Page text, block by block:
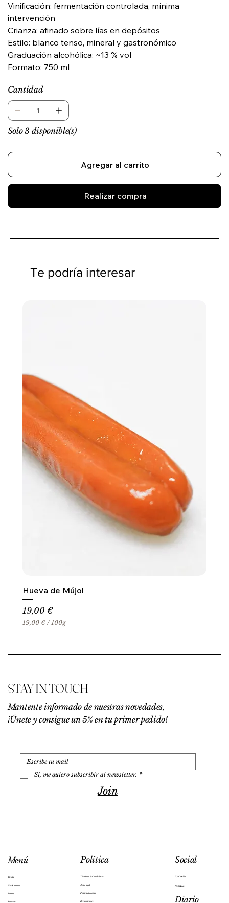
Vinificación: fermentación controlada, mínima
intervención
Crianza: afinado sobre lías en depósitos
Estilo: blanco tenso, mineral y gastronómico
Graduación alcohólica: ~13 % vol
Formato: 750 ml
Cantidad
Solo 3 disponible(s)
Agregar al carrito
Realizar compra
Te podría interesar
Hueva de Mújol
Precio
19,00 €
19,00 € /100g
0
p
r
1
0
a
m
o
s
STAY IN TOUCH
Mantente informado de nuestras novedades,
¡Únete y consigue un 5% en tu primer pedido!
Sí, me quiero subscribir al newsletter. *
Join
Menú
Tienda
Hecho a mano
Ferraz
Reservas
Política
Aviso legal
Política de cookies
Reclamaciones
Términos & Condiciones
Social
IG: Cuenllas
IG: Salesas
Diario